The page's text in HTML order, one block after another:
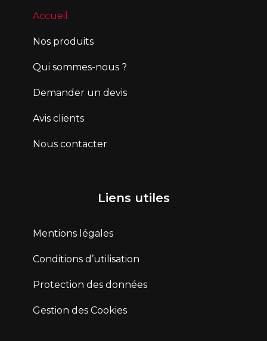
Accueil
Nos produits
Qui sommes-nous ?
Demander un devis
Avis clients
Nous contacter
Liens utiles
Mentions légales
Conditions d’utilisation
Protection des données
Gestion des Cookies